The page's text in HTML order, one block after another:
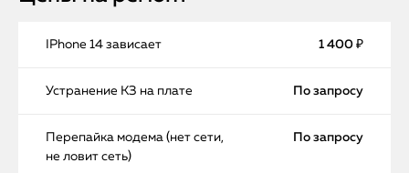
IPhone 14 зависает 1 400 ₽
Устранение КЗ на плате По запросу
Перепайка модема (нет сети,
не ловит сеть)
По запросу